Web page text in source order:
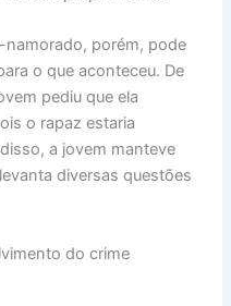
namorado, porém, pode
o que aconteceu. De
pediu que ela
o rapaz estaria
a jovem manteve
diversas questões
do crime